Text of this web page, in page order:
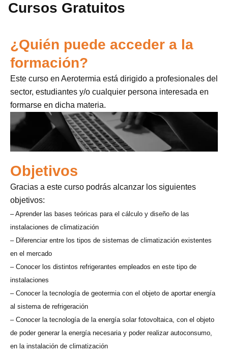
Cursos Gratuitos
¿Quién puede acceder a la
formación?
Este curso en Aerotermia está dirigido a profesionales del
sector, estudiantes y/o cualquier persona interesada en
formarse en dicha materia.
Objetivos
Gracias a este curso podrás alcanzar los siguientes
objetivos:
– Aprender las bases teóricas para el cálculo y diseño de las
instalaciones de climatización
– Diferenciar entre los tipos de sistemas de climatización existentes
en el mercado
– Conocer los distintos refrigerantes empleados en este tipo de
instalaciones
– Conocer la tecnología de geotermia con el objeto de aportar energía
al sistema de refrigeración
– Conocer la tecnología de la energía solar fotovoltaica, con el objeto
de poder generar la energía necesaria y poder realizar autoconsumo,
en la instalación de climatización